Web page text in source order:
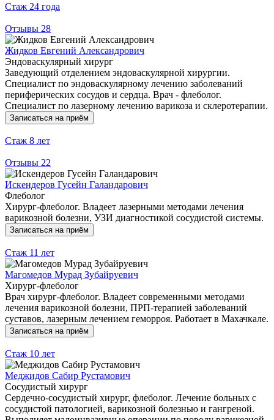
Стаж 24 года
Отзывы 28
Жидков Евгений Александрович
Эндоваскулярный хирург
Заведующий отделением эндоваскулярной хирургии.
Специалист по эндоваскулярному лечению заболеваний
периферических сосудов и сердца. Врач - флеболог.
Специалист по лазерному лечению варикоза и склеротерапии.
Записаться на приём
Стаж 8 лет
Отзывы 22
Искендеров Гусейн Галандарович
Флеболог
Хирург-флеболог. Владеет лазерными методами лечения
варикозной болезни, УЗИ диагностикой сосудистой системы.
Записаться на приём
Стаж 11 лет
Магомедов Мурад Зубайруевич
Хирург-флеболог
Врач хирург-флеболог. Владеет современными методами
лечения варикозной болезни, ПРП-терапией заболеваний
суставов, лазерным лечением геморроя. Работает в Махачкале.
Записаться на приём
Стаж 10 лет
Меджидов Сабир Рустамович
Сосудистый хирург
Сердечно-сосудистый хирург, флеболог. Лечение больных с
сосудистой патологией, варикозной болезнью и гангреной.